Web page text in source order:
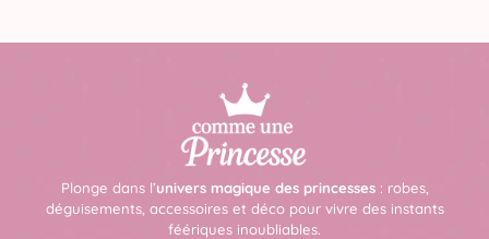
Plonge dans l’univers magique des princesses: robes,
déguisements, accessoires et déco pour vivre des instants
féériques inoubliables.